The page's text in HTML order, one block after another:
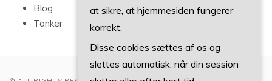
Blog
Tanker
at sikre, at hjemmesiden fungerer
korrekt.
Disse cookies sættes af os og
slettes automatisk, når din session